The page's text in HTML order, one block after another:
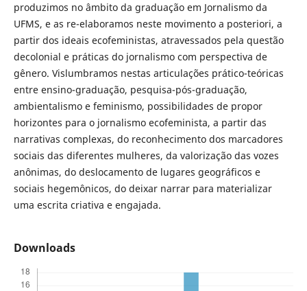
produzimos no âmbito da graduação em Jornalismo da
UFMS, e as re-elaboramos neste movimento a posteriori, a
partir dos ideais ecofeministas, atravessados pela questão
decolonial e práticas do jornalismo com perspectiva de
gênero. Vislumbramos nestas articulações prático-teóricas
entre ensino-graduação, pesquisa-pós-graduação,
ambientalismo e feminismo, possibilidades de propor
horizontes para o jornalismo ecofeminista, a partir das
narrativas complexas, do reconhecimento dos marcadores
sociais das diferentes mulheres, da valorização das vozes
anônimas, do deslocamento de lugares geográficos e
sociais hegemônicos, do deixar narrar para materializar
uma escrita criativa e engajada.
Downloads